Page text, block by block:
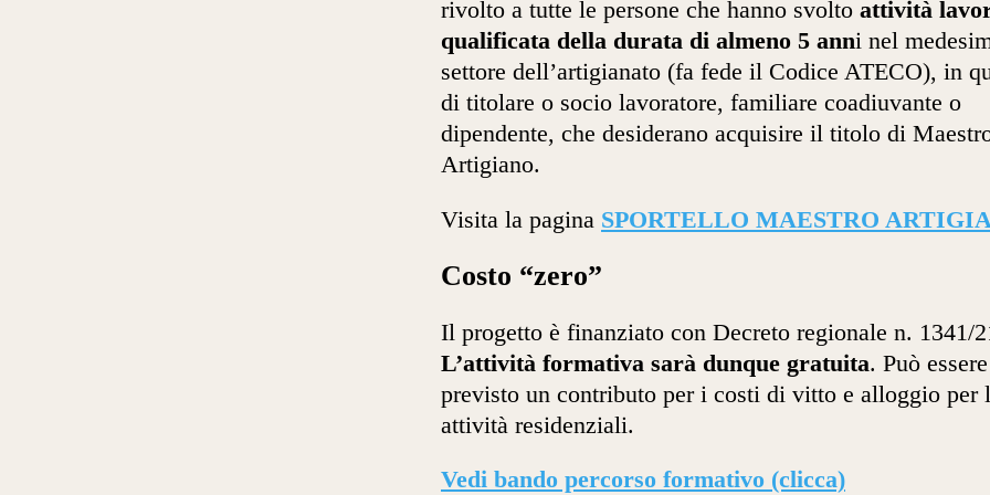
rivolto a tutte le persone che hanno svolto attività
qualificata della durata di almeno 5 anni nel
settore dell’artigianato (fa fede il Codice ATECO), in
di titolare o socio lavoratore, familiare coadiuvante o
dipendente, che desiderano acquisire il titolo di
Artigiano.
Visita la pagina SPORTELLO MAESTRO
Costo “zero”
Il progetto è finanziato con Decreto regionale n. 1341/
L’attività formativa sarà dunque gratuita. Può essere
previsto un contributo per i costi di vitto e alloggio per
attività residenziali.
Vedi bando percorso formativo (clicca)